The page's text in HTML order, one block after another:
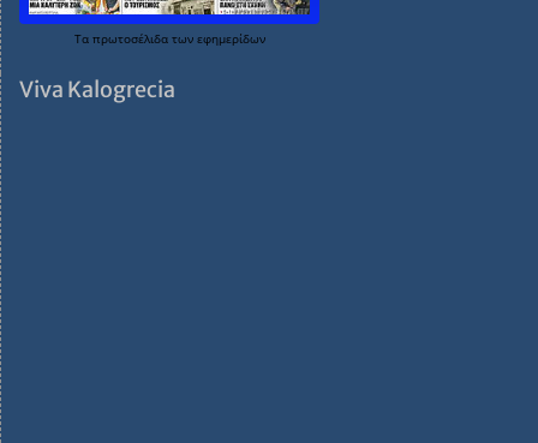
Τα πρωτοσέλιδα των εφημερίδων
Viva Kalogrecia